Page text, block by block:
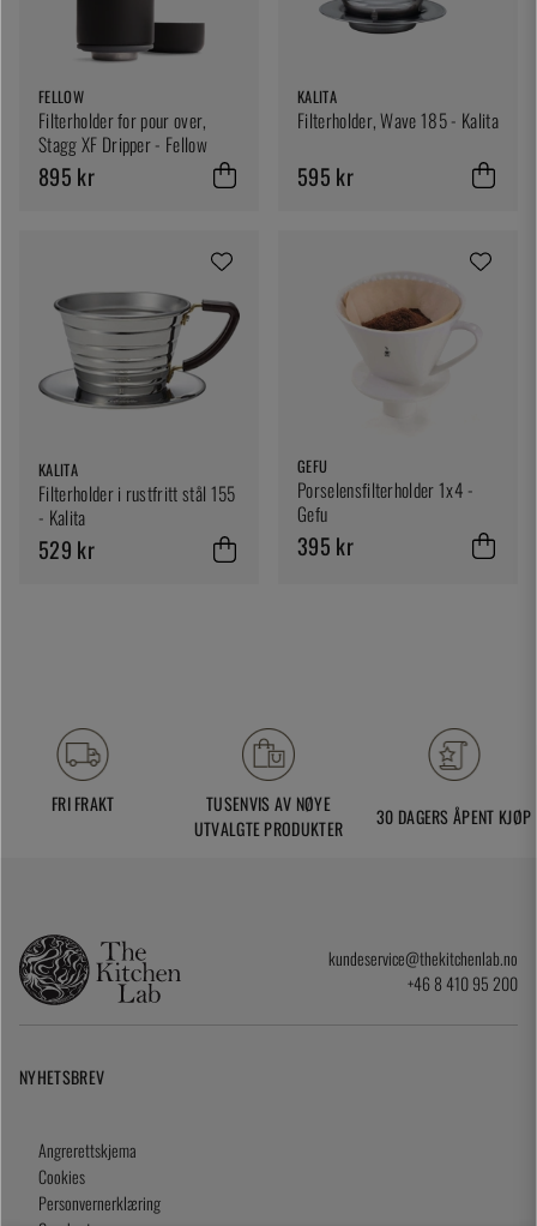
FELLOW
Filterholder for pour over,
Stagg XF Dripper - Fellow
895 kr
KALITA
Filterholder, Wave 185 - Kalita
595 kr
KALITA
Filterholder i rustfritt stål 155
- Kalita
529 kr
GEFU
Porselensfilterholder 1x4 -
Gefu
395 kr
FRI FRAKT
TUSENVIS AV NØYE
UTVALGTE PRODUKTER
30 DAGERS ÅPENT KJØP
kundeservice@thekitchenlab.no
+46 8 410 95 200
NYHETSBREV
Angrerettskjema
Cookies
Personvernerklæring